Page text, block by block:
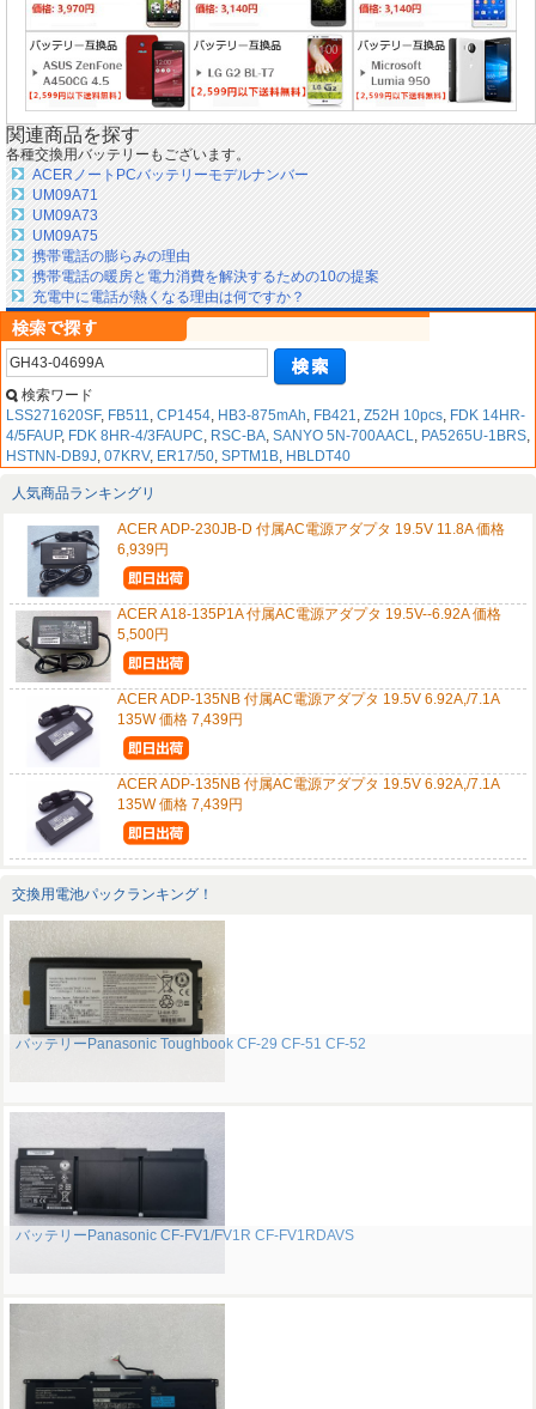
関連商品を探す
各種交換用バッテリーもございます。
ACERノートPCバッテリーモデルナンバー
UM09A71
UM09A73
UM09A75
携帯電話の膨らみの理由
携帯電話の暖房と電力消費を解決するための10の提案
充電中に電話が熱くなる理由は何ですか？
検索ワード
LSS271620SF, FB511 CP1454 HB3-875mAh FB421 Z52H 10pcs FDK 14HR-
4/5FAUP, FDK 8HR-4/3FAUPC RSC-BA SANYO 5N-700AACL PA5265U-1BRS
HSTNN-DB9J 07KRV, ER17/50 SPTM1B HBLDT40
人気商品ランキングリ
ACER ADP-230JB-D 付属AC電源アダプタ 19.5V 11.8A 価格
6,939円
ACER A18-135P1A 付属AC電源アダプタ 19.5V--6.92A 価格
5,500円
ACER ADP-135NB 付属AC電源アダプタ 19.5V 6.92A,/7.1A
135W 価格 7,439円
ACER ADP-135NB 付属AC電源アダプタ 19.5V 6.92A,/7.1A
135W 価格 7,439円
交換用電池パックランキング！
バッテリーPanasonic Toughbook CF-29 CF-51 CF-52
バッテリーPanasonic CF-FV1/FV1R CF-FV1RDAVS